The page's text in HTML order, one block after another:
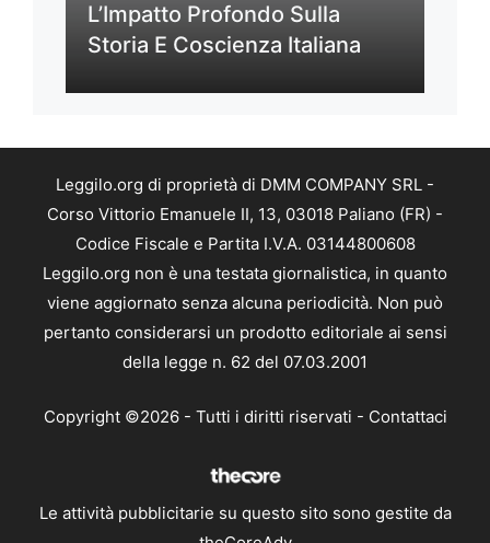
L’Impatto Profondo Sulla
Storia E Coscienza Italiana
Leggilo.org di proprietà di DMM COMPANY SRL -
Corso Vittorio Emanuele II, 13, 03018 Paliano (FR) -
Codice Fiscale e Partita I.V.A. 03144800608
Leggilo.org non è una testata giornalistica, in quanto
viene aggiornato senza alcuna periodicità. Non può
pertanto considerarsi un prodotto editoriale ai sensi
della legge n. 62 del 07.03.2001
Copyright ©2026 - Tutti i diritti riservati - Contattaci
Le attività pubblicitarie su questo sito sono gestite da